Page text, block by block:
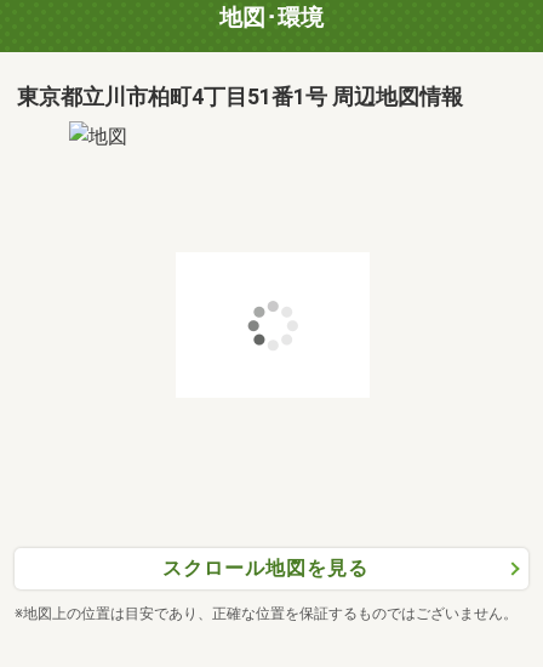
地図･環境
東京都立川市柏町4丁目51番1号 周辺地図情報
スクロール地図を見る
※地図上の位置は目安であり、正確な位置を保証するものではございません。